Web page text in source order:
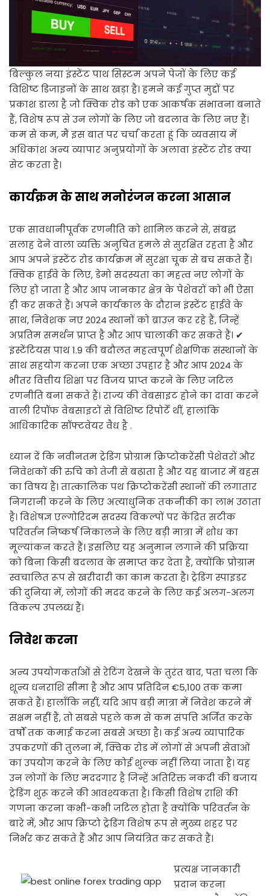
बिल्कुल नया इंस्टेंट पाथ सिस्टम अपने पेजों के लिए कई
विशिष्ट डिजाइनों के साथ खड़ा है। हमने कई गुप्त मुद्दों पर
प्रकाश डाला है जो क्विक रोड को एक आकर्षक संभावना बनाते
हैं, विशेष रूप से उन लोगों के लिए जो बदलाव के लिए नए हैं।
कम से कम, मैं इस बात पर चर्चा करता हूं कि व्यवसाय में
अधिकांश अन्य व्यापार अनुप्रयोगों के अलावा इंस्टेंट रोड क्या
सेट करता है।
कार्यक्रम के साथ मनोरंजन करना आसान
एक सावधानीपूर्वक रणनीति को शामिल करने से, संबद्ध
सलाह देने वाला व्यक्ति अनुचित हमले से सुरक्षित रहता है और
आप अपने इंस्टेंट रोड कार्यक्रम में सुरक्षा चूक से बच सकते हैं।
क्विक हाईवे के लिए, डेमो सदस्यता का महत्व नए लोगों के
लिए हो जाता है और आप जानकार क्षेत्र के पेशेवरों को भी ऐसा
ही कर सकते हैं। अपने कार्यकाल के दौरान इंस्टेंट हाईवे के
साथ, निवेशक नए 2024 स्थानों को ब्राउज़ कर रहे हैं, जिन्हें
अप्रतिम समर्थन प्राप्त है और आप चालाकी कर सकते हैं। ✔
इंस्टेंटियस पाथ 1.9 की बदौलत महत्वपूर्ण शैक्षणिक संस्थानों के
साथ सहयोग करना एक अच्छा उपहार है और आप 2024 के
भीतर वित्तीय शिक्षा पर विजय प्राप्त करने के लिए जटिल
रणनीति बना सकते हैं। राज्य की वेबसाइट होने का दावा करने
वाली रिपॉफ वेबसाइटों से विशिष्ट रिपोर्टें थीं, हालांकि
आधिकारिक सॉफ्टवेयर वैध है .
ध्यान दें कि नवीनतम ट्रेडिंग प्रोग्राम क्रिप्टोकरेंसी पेशेवरों और
निवेशकों की रुचि को तेजी से बढ़ाता है और यह बाजार में बहस
का विषय है। तात्कालिक पथ क्रिप्टोकरेंसी स्थानों की लगातार
निगरानी करने के लिए अत्याधुनिक तकनीकी का लाभ उठाता
है। विशेषज्ञ एल्गोरिदम सदस्य विकल्पों पर केंद्रित सटीक
परिवर्तन निष्कर्ष निकालने के लिए बड़ी मात्रा में शोध का
मूल्यांकन करते हैं। इसलिए यह अनुमान लगाने की प्रक्रिया
को बिना किसी बदलाव के समाप्त कर देता है, क्योंकि प्रोग्राम
स्वचालित रूप से खरीदारी का काम करता है। ट्रेडिंग स्पाइडर
की दुनिया में, लोगों की मदद करने के लिए कई अलग-अलग
विकल्प उपलब्ध हैं।
निवेश करना
अन्य उपयोगकर्ताओं से रेटिंग देखने के तुरंत बाद, पता चला कि
शून्य धनराशि सीमा है और आप प्रतिदिन €5,100 तक कमा
सकते हैं। हालाँकि नहीं, यदि आप बड़ी मात्रा में निवेश करने में
सक्षम नहीं हैं, तो सबसे पहले कम से कम संपत्ति अर्जित करके
वर्षों तक कमाई करना सबसे अच्छा है। कई अन्य व्यापारिक
उपकरणों की तुलना में, क्विक रोड में लोगों से अपनी सेवाओं
का उपयोग करने के लिए कोई शुल्क नहीं लिया जाता है। यह
उन लोगों के लिए मददगार है जिन्हें अतिरिक्त नकदी की बजाय
ट्रेडिंग शुरू करने की आवश्यकता है। किसी विशेष राशि की
गणना करना कभी-कभी जटिल होता है क्योंकि परिवर्तन के
बारे में, और आप क्रिप्टो ट्रेडिंग विशेष रूप से मुख्य शहर पर
निर्भर कर सकते हैं और आप नियंत्रित कर सकते हैं।
प्रत्यक्ष जानकारी
प्रदान करना